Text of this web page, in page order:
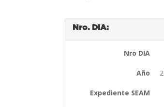
Nro. DIA:
Nro DIA
Año
Expediente SEAM